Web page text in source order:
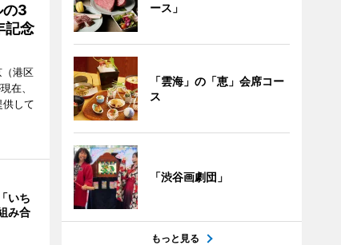
の3
記念
港区
在、
して
いち
み合
ース」
「雲海」の「恵」会席コー
ス
「渋谷画劇団」
もっと見る